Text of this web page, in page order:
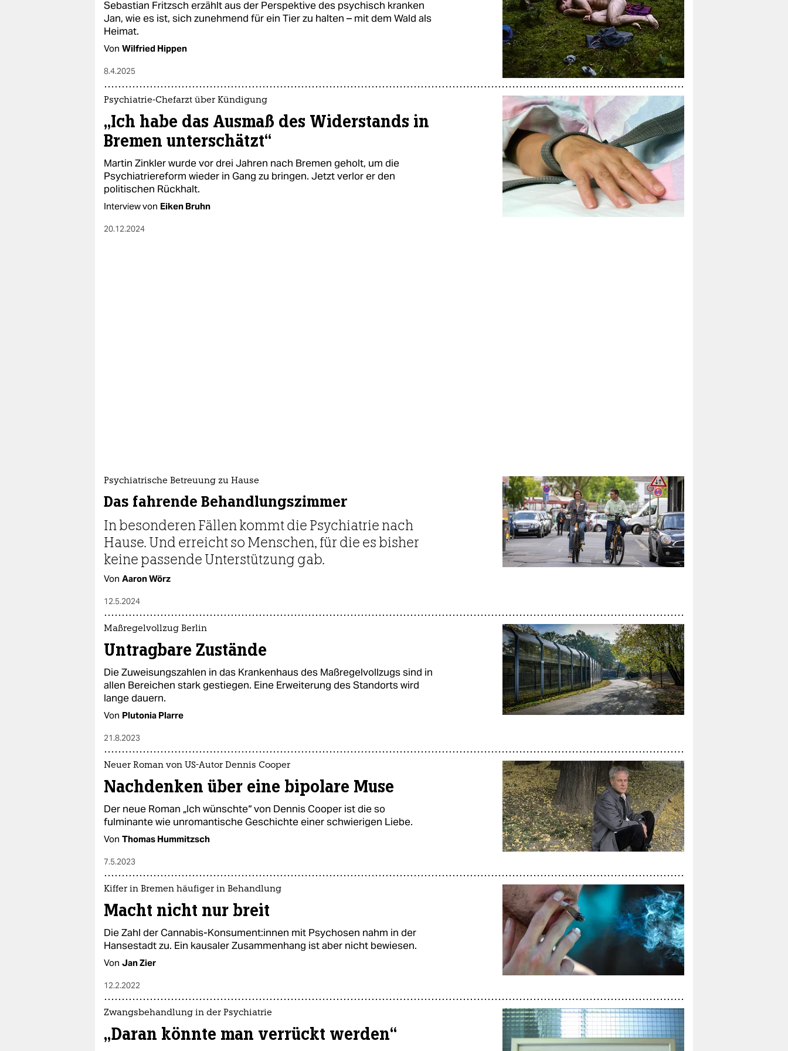
Sebastian Fritzsch erzählt aus der Perspektive des psychisch kranken
Jan, wie es ist, sich zunehmend für ein Tier zu halten – mit dem Wald als
Heimat.
Von Wilfried Hippen
8.4.2025
Psychiatrie-Chefarzt über Kündigung
„Ich habe das Ausmaß des Widerstands in
Bremen unterschätzt“
Martin Zinkler wurde vor drei Jahren nach Bremen geholt, um die
Psychiatriereform wieder in Gang zu bringen. Jetzt verlor er den
politischen Rückhalt.
Interview von Eiken Bruhn
20.12.2024
Psychiatrische Betreuung zu Hause
Das fahrende Behandlungszimmer
In besonderen Fällen kommt die Psychiatrie nach
Hause. Und erreicht so Menschen, für die es bisher
keine passende Unterstützung gab.
Von Aaron Wörz
12.5.2024
Maßregelvollzug Berlin
Untragbare Zustände
Die Zuweisungszahlen in das Krankenhaus des Maßregelvollzugs sind in
allen Bereichen stark gestiegen. Eine Erweiterung des Standorts wird
lange dauern.
Von Plutonia Plarre
21.8.2023
Neuer Roman von US-Autor Dennis Cooper
Nachdenken über eine bipolare Muse
Der neue Roman „Ich wünschte“ von Dennis Cooper ist die so
fulminante wie unromantische Geschichte einer schwierigen Liebe.
Von Thomas Hummitzsch
7.5.2023
Kiffer in Bremen häufiger in Behandlung
Macht nicht nur breit
Die Zahl der Cannabis-Konsument:innen mit Psychosen nahm in der
Hansestadt zu. Ein kausaler Zusammenhang ist aber nicht bewiesen.
Von Jan Zier
12.2.2022
Zwangsbehandlung in der Psychiatrie
„Daran könnte man verrückt werden“